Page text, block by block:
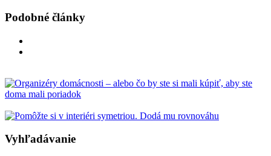
Podobné články
Vyhľadávanie